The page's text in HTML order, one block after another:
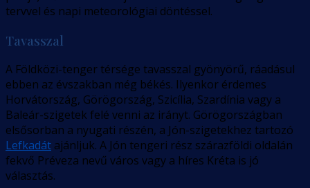
tervvel és napi meteorológiai döntéssel.
Tavasszal
A Földközi-tenger térsége tavasszal gyönyörű, ráadásul
ebben az évszakban még békés. Ilyenkor érdemes
Horvátország, Görögország, Szicília, Szardínia vagy a
Baleár-szigetek felé venni az irányt. Görögországban
elsősorban a nyugati részén, a Jón-szigetekhez tartozó
Lefkadát ajánljuk. A Jón tengeri rész szárazföldi oldalán
fekvő Préveza nevű város vagy a híres Kréta is jó
választás.